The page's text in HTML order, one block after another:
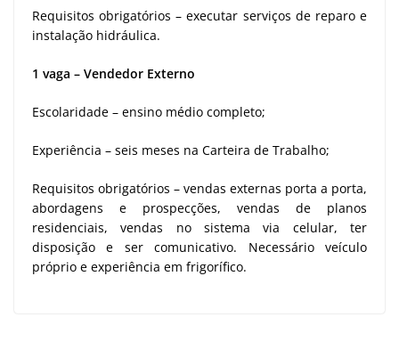
Requisitos obrigatórios – executar serviços de reparo e
instalação hidráulica.
1 vaga – Vendedor Externo
Escolaridade – ensino médio completo;
Experiência – seis meses na Carteira de Trabalho;
Requisitos obrigatórios – vendas externas porta a porta,
abordagens e prospecções, vendas de planos
residenciais, vendas no sistema via celular, ter
disposição e ser comunicativo. Necessário veículo
próprio e experiência em frigorífico.